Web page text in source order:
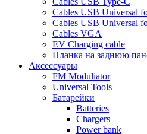
Cables USB Universal
Cables USB Universal
Cables VGA
EV Charging cable
Планка на заднюю
Аксессуары
FM Moduliator
Universal Tools
Батарейки
Batteries
Chargers
Power bank